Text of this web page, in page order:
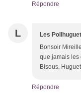
Répondre
L Les
Bonsoir
que jamais les
Bisous.
Répondre